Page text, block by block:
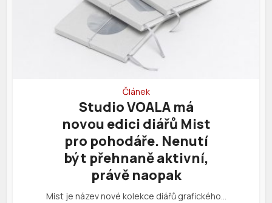
Článek
Studio VOALA má
novou edici diářů Mist
pro pohodáře. Nenutí
být přehnaně aktivní,
právě naopak
Mist je název nové kolekce diářů grafického…